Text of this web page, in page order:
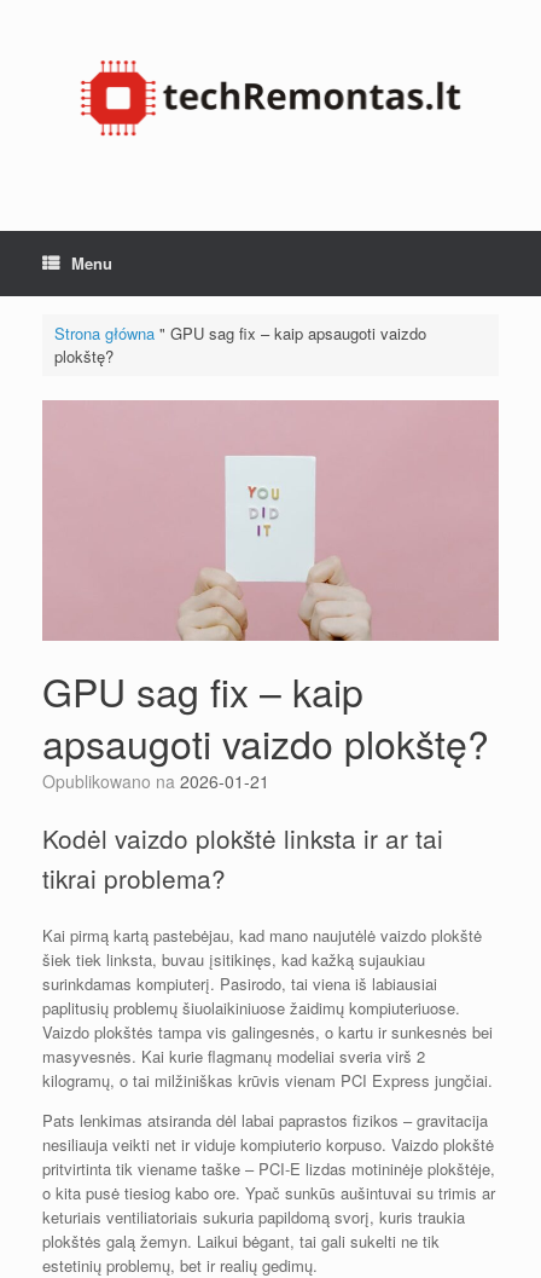
Menu
Strona główna" GPU sag fix – kaip apsaugoti vaizdo
plokštę?
GPU sag fix – kaip
apsaugoti vaizdo plokštę?
Opublikowano na 2026-01-21
Kodėl vaizdo plokštė linksta ir ar tai
tikrai problema?
Kai pirmą kartą pastebėjau, kad mano naujutėlė vaizdo plokštė
šiek tiek linksta, buvau įsitikinęs, kad kažką sujaukiau
surinkdamas kompiuterį. Pasirodo, tai viena iš labiausiai
paplitusių problemų šiuolaikiniuose žaidimų kompiuteriuose.
Vaizdo plokštės tampa vis galingesnės, o kartu ir sunkesnės bei
masyvesnės. Kai kurie flagmanų modeliai sveria virš 2
kilogramų, o tai milžiniškas krūvis vienam PCI Express jungčiai.
Pats lenkimas atsiranda dėl labai paprastos fizikos – gravitacija
nesiliauja veikti net ir viduje kompiuterio korpuso. Vaizdo plokštė
pritvirtinta tik viename taške – PCI-E lizdas motininėje plokštėje,
o kita pusė tiesiog kabo ore. Ypač sunkūs aušintuvai su trimis ar
keturiais ventiliatoriais sukuria papildomą svorį, kuris traukia
plokštės galą žemyn. Laikui bėgant, tai gali sukelti ne tik
estetinių problemų, bet ir realių gedimų.